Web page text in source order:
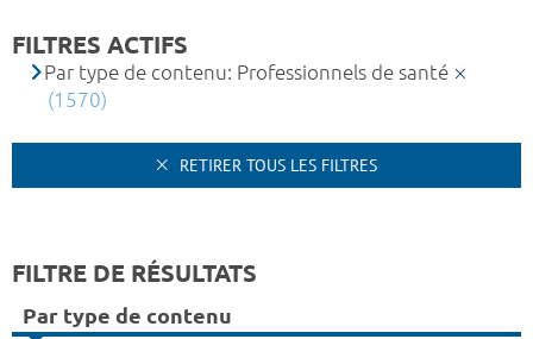
FILTRES ACTIFS
Par type de contenu: Professionnels de santé
(1570)
RETIRER TOUS LES FILTRES
FILTRE DE RÉSULTATS
Par type de contenu